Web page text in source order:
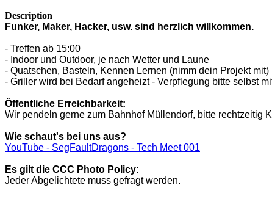
Description
Funker, Maker, Hacker, usw. sind herzlich willkommen.
- Treffen ab 15:00
- Indoor und Outdoor, je nach Wetter und Laune
- Quatschen, Basteln, Kennen Lernen (nimm dein Projekt mit)
- Griller wird bei Bedarf angeheizt - Verpflegung bitte selbst
Öffentliche Erreichbarkeit:
Wir pendeln gerne zum Bahnhof Müllendorf, bitte rechtzeitig
Wie schaut's bei uns aus?
YouTube - SegFaultDragons - Tech Meet 001
Es gilt die CCC Photo Policy:
Jeder Abgelichtete muss gefragt werden.